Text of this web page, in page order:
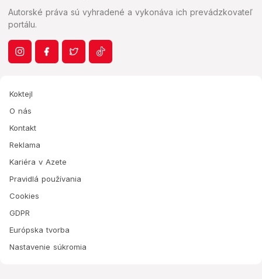
Autorské práva sú vyhradené a vykonáva ich prevádzkovateľ
portálu.
Koktejl
O nás
Kontakt
Reklama
Kariéra v Azete
Pravidlá používania
Cookies
GDPR
Európska tvorba
Nastavenie súkromia